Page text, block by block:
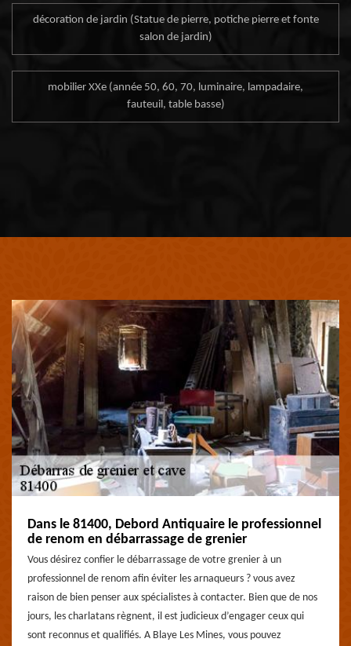
décoration de jardin (Statue de pierre, potiche pierre et fonte
salon de jardin)
mobilier XXe (année 50, 60, 70, luminaire, lampadaire,
fauteuil, table basse)
Dans le 81400, Debord Antiquaire le professionnel
de renom en débarrassage de grenier
Vous désirez confier le débarrassage de votre grenier à un
professionnel de renom afin éviter les arnaqueurs ? vous avez
raison de bien penser aux spécialistes à contacter. Bien que de nos
jours, les charlatans règnent, il est judicieux d’engager ceux qui
sont reconnus et qualifiés. A Blaye Les Mines, vous pouvez